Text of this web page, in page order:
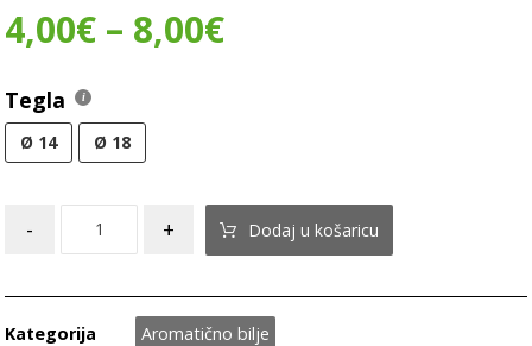
4,00€ – 8,00€
Tegla
Ø 14 Ø 18
- + Dodaj u košaricu
Kategorija Aromatično bilje